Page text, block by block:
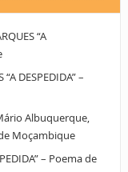
“A
DESPEDIDA” –
Albuquerque,
Moçambique
– Poema de